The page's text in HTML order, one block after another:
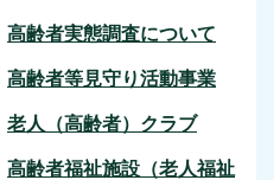
高齢者実態調査について
高齢者等見守り活動事業
老人（高齢者）クラブ
高齢者福祉施設（老人福祉